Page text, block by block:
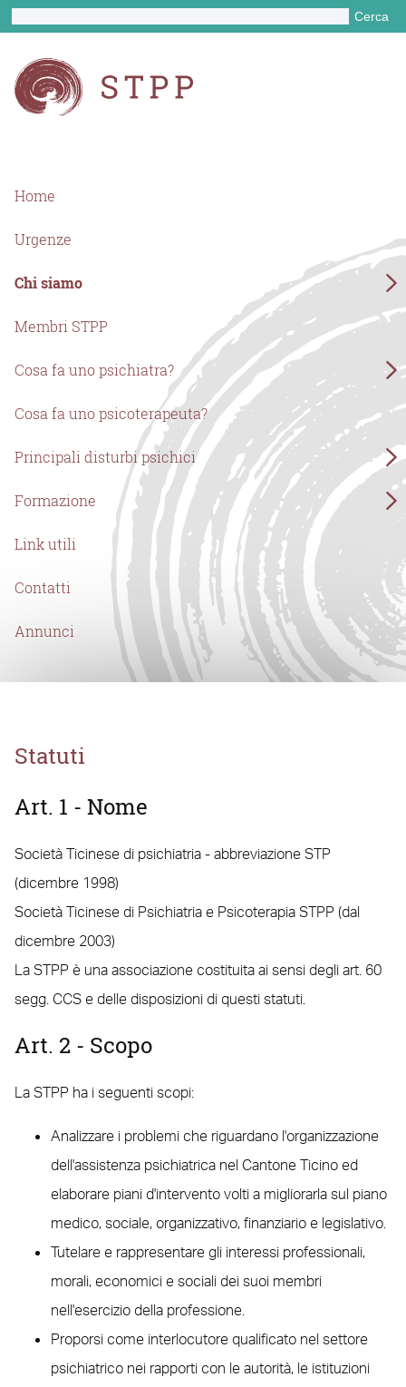
Home
Urgenze
Chi siamo
Membri STPP
Cosa fa uno psichiatra?
Cosa fa uno psicoterapeuta?
Principali disturbi psichici
Formazione
Link utili
Contatti
Annunci
Cerca
Statuti
Art. 1 - Nome
Società Ticinese di psichiatria - abbreviazione STP
(dicembre 1998)
Società Ticinese di Psichiatria e Psicoterapia STPP (dal
dicembre 2003)
La STPP è una associazione costituita ai sensi degli art. 60
segg. CCS e delle disposizioni di questi statuti.
Art. 2 - Scopo
La STPP ha i seguenti scopi:
Analizzare i problemi che riguardano l'organizzazione
dell'assistenza psichiatrica nel Cantone Ticino ed
elaborare piani d'intervento volti a migliorarla sul piano
medico, sociale, organizzativo, finanziario e legislativo.
Tutelare e rappresentare gli interessi professionali,
morali, economici e sociali dei suoi membri
nell'esercizio della professione.
Proporsi come interlocutore qualificato nel settore
psichiatrico nei rapporti con le autorità, le istituzioni